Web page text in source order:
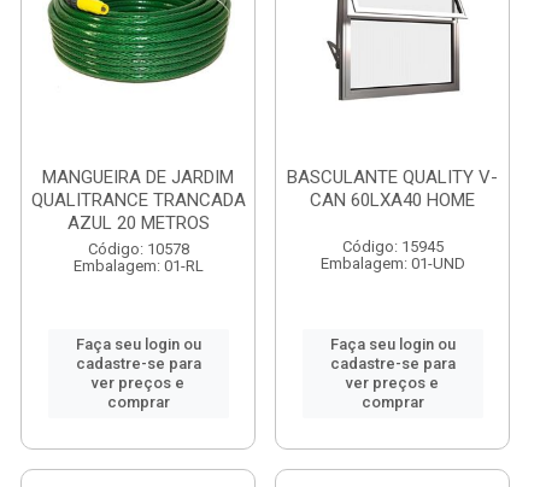
MANGUEIRA DE JARDIM
QUALITRANCE TRANCADA
AZUL 20 METROS
Código: 10578
Embalagem: 01-RL
Faça seu login ou
cadastre-se para
ver preços e
comprar
BASCULANTE QUALITY V-
CAN 60LXA40 HOME
Código: 15945
Embalagem: 01-UND
Faça seu login ou
cadastre-se para
ver preços e
comprar